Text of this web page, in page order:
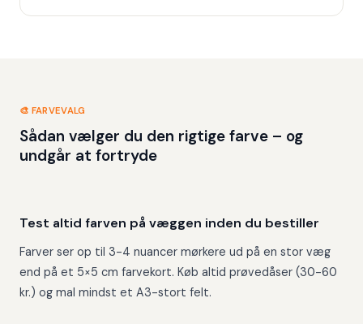
🎨 FARVEVALG
Sådan vælger du den rigtige farve – og
undgår at fortryde
Kalkbeige Sage grøn
Lerbrun Off-white
Test altid farven på væggen inden du bestiller
Farver ser op til 3-4 nuancer mørkere ud på en stor væg
end på et 5×5 cm farvekort. Køb altid prøvedåser (30-60
kr.) og mal mindst et A3-stort felt.